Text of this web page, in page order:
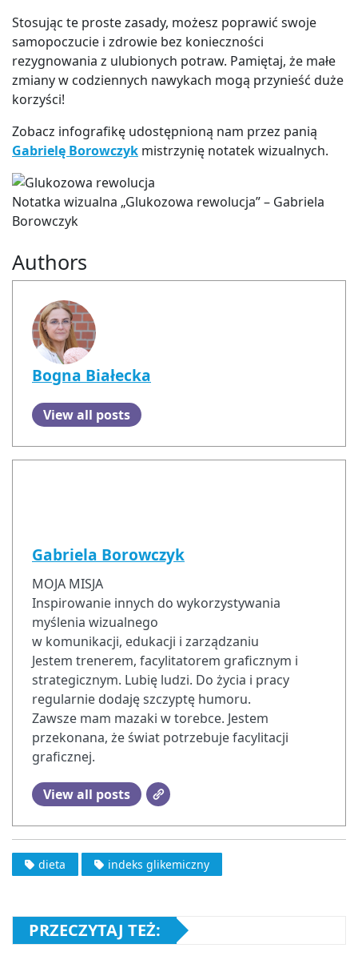
Stosując te proste zasady, możesz poprawić swoje
samopoczucie i zdrowie bez konieczności
rezygnowania z ulubionych potraw. Pamiętaj, że małe
zmiany w codziennych nawykach mogą przynieść duże
korzyści!
Zobacz infografikę udostępnioną nam przez panią
Gabrielę Borowczyk mistrzynię notatek wizualnych.
Notatka wizualna „Glukozowa rewolucja” – Gabriela
Borowczyk
Authors
Bogna Białecka
View all posts
Gabriela Borowczyk
MOJA MISJA
Inspirowanie innych do wykorzystywania
myślenia wizualnego
w komunikacji, edukacji i zarządzaniu
Jestem trenerem, facylitatorem graficznym i
strategicznym. Lubię ludzi. Do życia i pracy
regularnie dodaję szczyptę humoru.
Zawsze mam mazaki w torebce. Jestem
przekonana, że świat potrzebuje facylitacji
graficznej.
View all posts
dieta indeks glikemiczny
PRZECZYTAJ TEŻ: